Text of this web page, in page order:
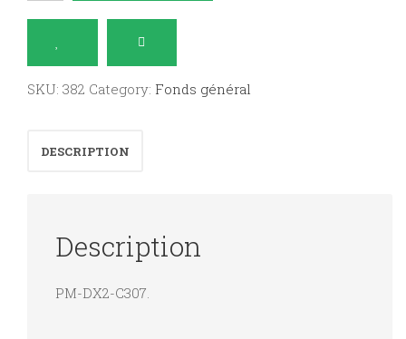
sociales,
Paris
SKU: 382 Category: Fonds général
DESCRIPTION
Description
PM-DX2-C307.